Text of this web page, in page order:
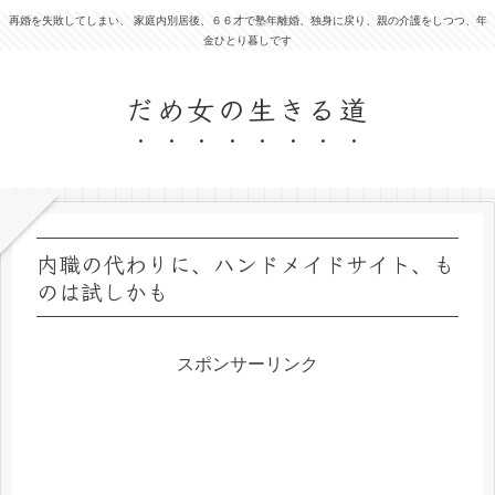
再婚を失敗してしまい、 家庭内別居後、６６才で塾年離婚、独身に戻り、親の介護をしつつ、年
金ひとり暮しです
だめ女の生きる道
内職の代わりに、ハンドメイドサイト、も
のは試しかも
スポンサーリンク